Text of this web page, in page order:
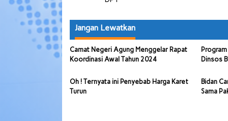
Jangan Lewatkan
Camat Negeri Agung Menggelar Rapat
Koordinasi Awal Tahun 2024
Dinsos
Oh ! Ternyata ini Penyebab Harga Karet
Turun
Bidan
Sama